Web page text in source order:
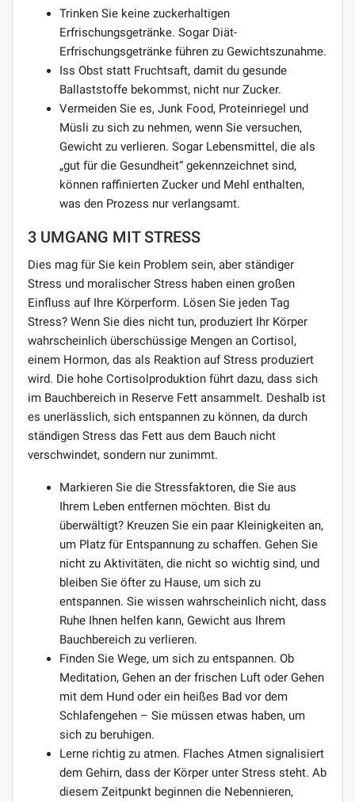
Trinken Sie keine zuckerhaltigen
Erfrischungsgetränke. Sogar Diät-
Erfrischungsgetränke führen zu Gewichtszunahme.
Iss Obst statt Fruchtsaft, damit du gesunde
Ballaststoffe bekommst, nicht nur Zucker.
Vermeiden Sie es, Junk Food, Proteinriegel und
Müsli zu sich zu nehmen, wenn Sie versuchen,
Gewicht zu verlieren. Sogar Lebensmittel, die als
„gut für die Gesundheit“ gekennzeichnet sind,
können raffinierten Zucker und Mehl enthalten,
was den Prozess nur verlangsamt.
3 UMGANG MIT STRESS
Dies mag für Sie kein Problem sein, aber ständiger
Stress und moralischer Stress haben einen großen
Einfluss auf Ihre Körperform. Lösen Sie jeden Tag
Stress? Wenn Sie dies nicht tun, produziert Ihr Körper
wahrscheinlich überschüssige Mengen an Cortisol,
einem Hormon, das als Reaktion auf Stress produziert
wird. Die hohe Cortisolproduktion führt dazu, dass sich
im Bauchbereich in Reserve Fett ansammelt. Deshalb ist
es unerlässlich, sich entspannen zu können, da durch
ständigen Stress das Fett aus dem Bauch nicht
verschwindet, sondern nur zunimmt.
Markieren Sie die Stressfaktoren, die Sie aus
Ihrem Leben entfernen möchten. Bist du
überwältigt? Kreuzen Sie ein paar Kleinigkeiten an,
um Platz für Entspannung zu schaffen. Gehen Sie
nicht zu Aktivitäten, die nicht so wichtig sind, und
bleiben Sie öfter zu Hause, um sich zu
entspannen. Sie wissen wahrscheinlich nicht, dass
Ruhe Ihnen helfen kann, Gewicht aus Ihrem
Bauchbereich zu verlieren.
Finden Sie Wege, um sich zu entspannen. Ob
Meditation, Gehen an der frischen Luft oder Gehen
mit dem Hund oder ein heißes Bad vor dem
Schlafengehen – Sie müssen etwas haben, um
sich zu beruhigen.
Lerne richtig zu atmen. Flaches Atmen signalisiert
dem Gehirn, dass der Körper unter Stress steht. Ab
diesem Zeitpunkt beginnen die Nebennieren,